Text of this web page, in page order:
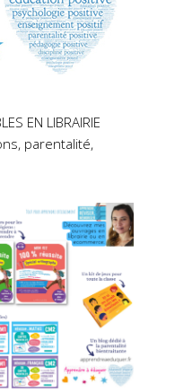
EN LIBRAIRIE
parentalité,